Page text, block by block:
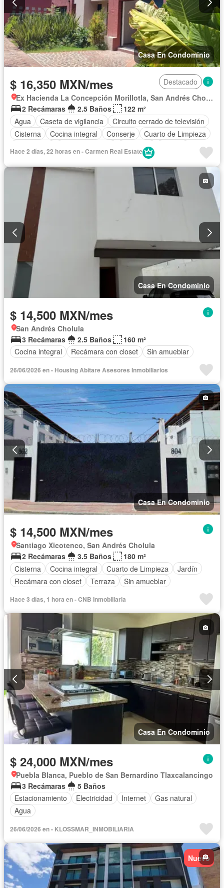
Casa En Condominio
$ 16,350 MXN/mes
Destacado
Ex Hacienda La Concepción Morillotla, San Andrés Cholula
2 Recámaras
2.5 Baños
122 m²
Agua
Caseta de vigilancia
Circuito cerrado de televisión
Cisterna
Cocina integral Conserje
Cuarto de Limpieza
Gimnasio
Recámara con closet
Sala polivalente
Seguridad
Televisión por cable
Terraza
Hace 2 días, 22 horas en - Carmen Real Estate
Casa En Condominio
$ 14,500 MXN/mes
San Andrés Cholula
3 Recámaras
2.5 Baños
160 m²
Cocina integral
Recámara con closet Sin amueblar
26/06/2026 en - Housing Abitare Asesores Inmobiliarios
Casa En Condominio
$ 14,500 MXN/mes
Santiago Xicotenco, San Andrés Cholula
2 Recámaras
3.5 Baños
180 m²
Cisterna
Cocina integral Cuarto de Limpieza
Jardín
Recámara con closet
Terraza Sin amueblar
Hace 3 días, 1 hora en - CNB Inmobiliaria
Casa En Condominio
$ 24,000 MXN/mes
Puebla Blanca, Pueblo de San Bernardino Tlaxcalancingo
3 Recámaras
5 Baños
Estacionamiento
Electricidad Internet
Gas natural
Agua
26/06/2026 en - KLOSSMAR_INMOBILIARIA
Nuevo